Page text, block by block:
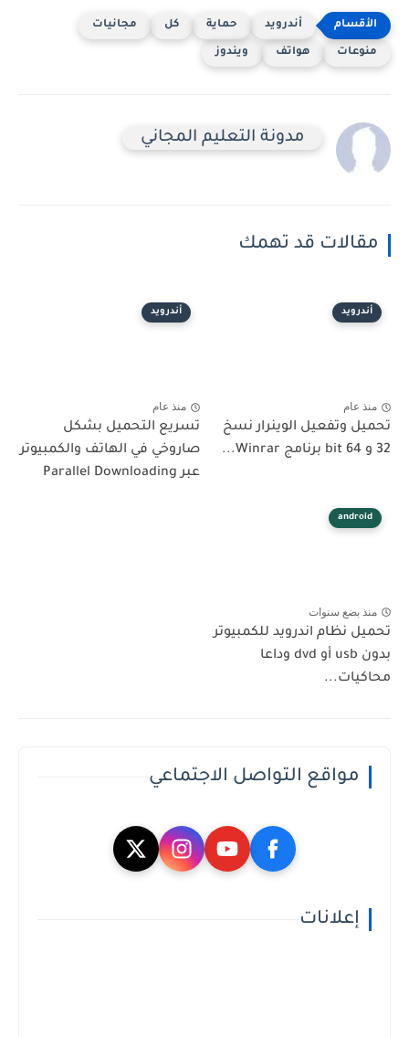
أندرويد حماية كل مجانيات
منوعات هواتف ويندوز
مدونة التعليم المجاني
مقالات قد تهمك
أندرويد
منذ عام
تحميل وتفعيل الوينرار نسخ
32 و 64 bit برنامج Winrar...
أندرويد
منذ عام
تسريع التحميل بشكل
صاروخي في الهاتف والكمبيوتر
عبر Parallel Downloading
android
منذ بضع سنوات
تحميل نظام اندرويد للكمبيوتر
بدون usb أو dvd وداعا
محاكيات...
مواقع التواصل الاجتماعي
إعلانات